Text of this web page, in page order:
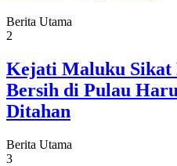
Berita Utama
2
Kejati Maluku
Bersih di Pulau
Ditahan
Berita Utama
3